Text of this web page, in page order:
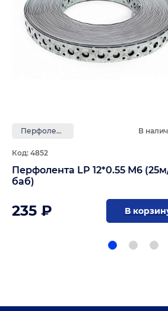
Перфолента В
Код: 4852
Перфолента LP 12*0.55 М6
баб)
235 ₽ В